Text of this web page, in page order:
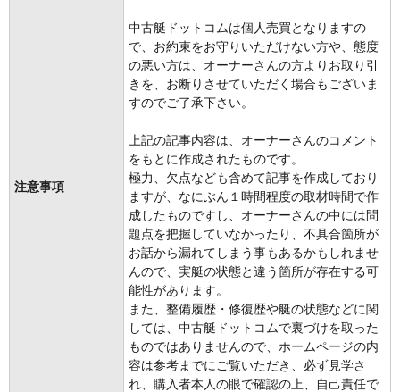
注意事項
中古艇ドットコムは個人売買となりますの
で、お約束をお守りいただけない方や、態度
の悪い方は、オーナーさんの方よりお取り引
きを、お断りさせていただく場合もございま
すのでご了承下さい。
上記の記事内容は、オーナーさんのコメント
をもとに作成されたものです。
極力、欠点なども含めて記事を作成しており
ますが、なにぶん１時間程度の取材時間で作
成したものですし、オーナーさんの中には問
題点を把握していなかったり、不具合箇所が
お話から漏れてしまう事もあるかもしれませ
んので、実艇の状態と違う箇所が存在する可
能性があります。
また、整備履歴・修復歴や艇の状態などに関
しては、中古艇ドットコムで裏づけを取った
ものではありませんので、ホームページの内
容は参考までにご覧いただき、必ず見学さ
れ、購入者本人の眼で確認の上、自己責任で